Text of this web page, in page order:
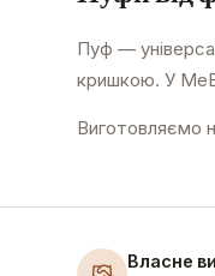
Пуф —
кришкою. У
Виготовляємо
Власне